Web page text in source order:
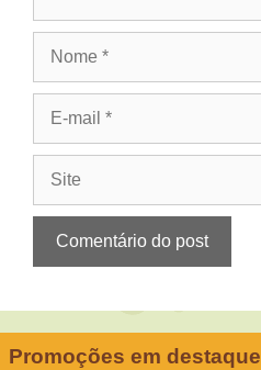
Promoções em destaque